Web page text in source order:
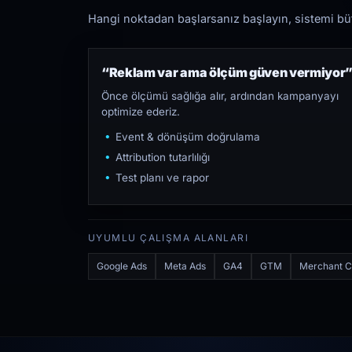
Hangi noktadan başlarsanız başlayın, sistemi
“Reklam var ama ölçüm güven
Önce ölçümü sağlığa alır, ardından kampanyayı
optimize ederiz.
Event & dönüşüm doğrulama
Attribution tutarlılığı
Test planı ve rapor
UYUMLU ÇALIŞMA ALANLARI
Google Ads Meta Ads GA4 GTM Merchant